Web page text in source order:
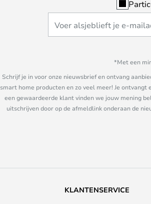
*Met een
Schrijf je in voor onze nieuwsbrief en ontvang
smart home producten en zo veel meer! Je
een gewaardeerde klant vinden we jouw mening
uitschrijven door op de afmeldlink onderaan de
KLANTENSERVICE